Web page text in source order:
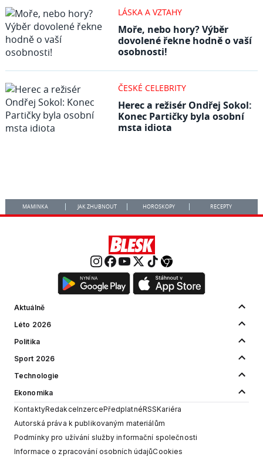
LÁSKA A VZTAHY
Moře, nebo hory? Výběr
dovolené řekne hodně o vaší
osobnosti!
ČESKÉ CELEBRITY
Herec a režisér Ondřej Sokol:
Konec Partičky byla osobní
msta idiota
MAMINKA JAK ZHUBNOUT HOROSKOPY RECEPTY
Aktuálně
Léto 2026
Politika
Sport 2026
Technologie
Ekonomika
KontaktyRedakceInzercePředplatnéRSSKariéra
Autorská práva k publikovaným materiálům
Podmínky pro užívání služby informační společnosti
Informace o zpracování osobních údajůCookies